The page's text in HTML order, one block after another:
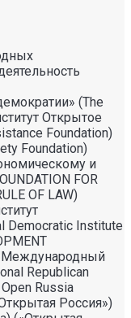
(The
Открытое
Foundation)
Foundation)
и
FOR
OF LAW)
Institute
«Международный
Republican
Russia
Россия»)